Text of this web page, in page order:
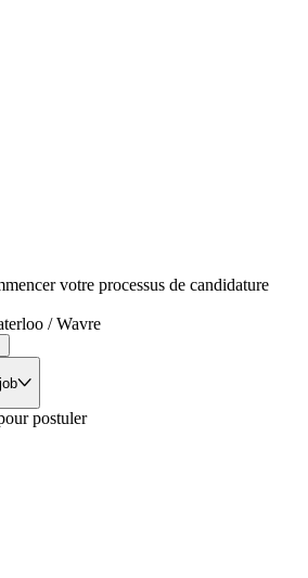
votre processus de candidature
/ Wavre
postuler